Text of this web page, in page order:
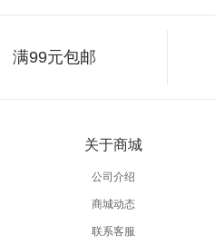
满99元包邮
关于商城
公司介绍
商城动态
联系客服